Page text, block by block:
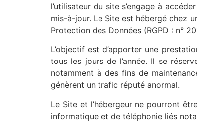
l’utilisateur du site s’engage à
mis-à-jour. Le Site est hébergé chez
Protection des Données (RGPD : n°
L’objectif est d’apporter une
tous les jours de l’année. Il se
notamment à des fins de
génèrent un trafic réputé anormal.
Le Site et l’hébergeur ne pourront
informatique et de téléphonie liés